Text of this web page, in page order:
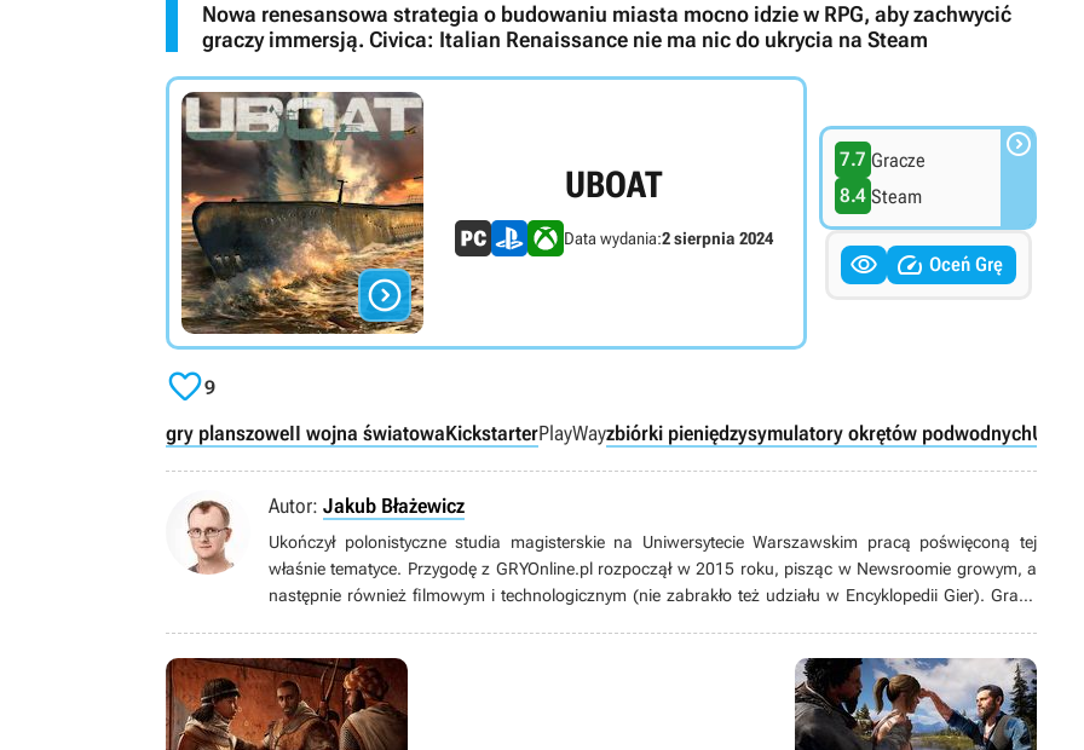
Nowa renesansowa strategia o budowaniu miasta mocno idzie w RPG, aby zachwycić
graczy immersją. Civica: Italian Renaissance nie ma nic do ukrycia na Steam

UBOAT
Data wydania:2 sierpnia 2024
7.7 Gracze
8.4 Steam

  Oceń Grę
9
gry planszoweII wojna światowaKickstarterPlayWayzbiórki pieniędzysymulatory okrętów podwodnychUBOOT
Autor: Jakub Błażewicz
Ukończył polonistyczne studia magisterskie na Uniwersytecie Warszawskim pracą poświęconą tej
właśnie tematyce. Przygodę z GRYOnline.pl rozpoczął w 2015 roku, pisząc w Newsroomie growym, a
następnie również filmowym i technologicznym (nie zabrakło też udziału w Encyklopedii Gier). Grami
papierowymi), bijatykami, soulslike’ami i w zasadzie wszystkim, co dotyczy gier jako takich. Potrafi
zachwycać się pikselowymi postaciami z gier pamiętających czasy Game Boya łupanego (jeśli nie
starszymi).